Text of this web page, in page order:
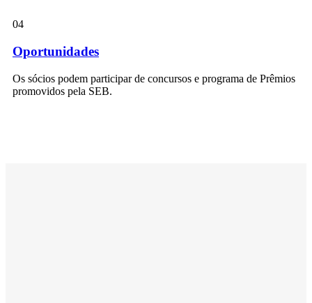
04
Oportunidades
Os sócios podem participar de concursos e programa de Prêmios
promovidos pela SEB.